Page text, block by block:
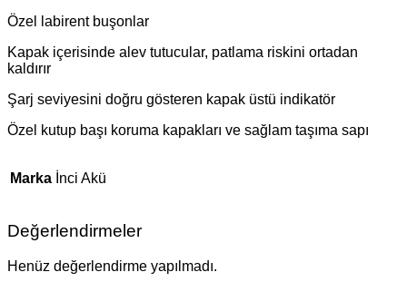
Özel labirent buşonlar
Kapak içerisinde alev tutucular, patlama riskini ortadan
kaldırır
Şarj seviyesini doğru gösteren kapak üstü indikatör
Özel kutup başı koruma kapakları ve sağlam taşıma sapı
Marka İnci Akü
Değerlendirmeler
Henüz değerlendirme yapılmadı.